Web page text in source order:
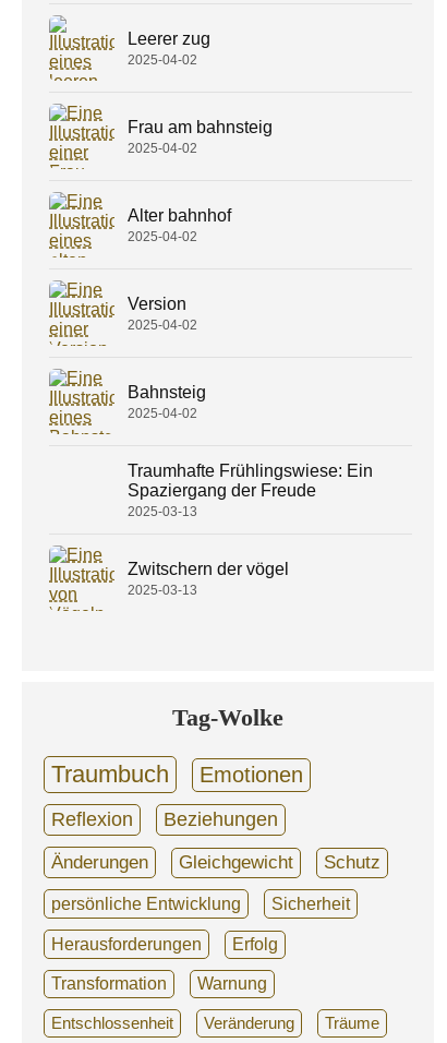
Leerer zug
2025-04-02
Frau am bahnsteig
2025-04-02
Alter bahnhof
2025-04-02
Version
2025-04-02
Bahnsteig
2025-04-02
Traumhafte Frühlingswiese: Ein
Spaziergang der Freude
2025-03-13
Zwitschern der vögel
2025-03-13
Tag-Wolke
Traumbuch Emotionen
Reflexion
Beziehungen
Änderungen
Gleichgewicht Schutz
persönliche Entwicklung Sicherheit
Herausforderungen Erfolg
Transformation Warnung
Entschlossenheit Veränderung Träume